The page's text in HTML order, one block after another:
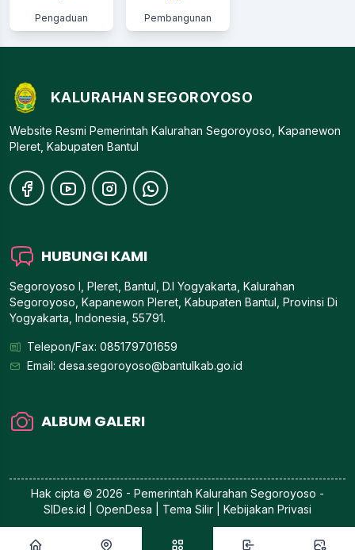
Pengaduan Pembangunan
KALURAHAN SEGOROYOSO
Website Resmi Pemerintah Kalurahan Segoroyoso, Kapanewon
Pleret, Kabupaten Bantul
HUBUNGI KAMI
Segoroyoso I, Pleret, Bantul, D.I Yogyakarta, Kalurahan
Segoroyoso, Kapanewon Pleret, Kabupaten Bantul, Provinsi Di
Yogyakarta, Indonesia, 55791.
Telepon/Fax: 085179701659
Email: desa.segoroyoso@bantulkab.go.id
ALBUM GALERI
Hak cipta © 2026 - Pemerintah Kalurahan Segoroyoso -
SIDes.id
| OpenDesa | Tema Silir | Kebijakan Privasi